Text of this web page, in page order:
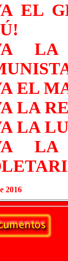
EL
LA
EL
LA
LA
LA
2016